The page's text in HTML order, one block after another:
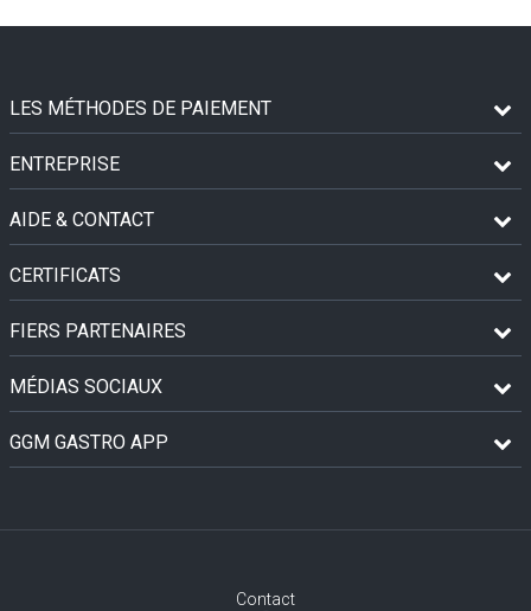
LES MÉTHODES DE PAIEMENT
ENTREPRISE
AIDE & CONTACT
CERTIFICATS
FIERS PARTENAIRES
MÉDIAS SOCIAUX
GGM GASTRO APP
Contact